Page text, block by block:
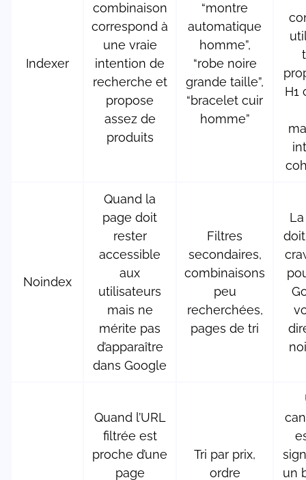
Indexer
combinaison
correspond à
une vraie
intention de
recherche et
propose
assez de
produits
“montre
automatique
homme”,
“robe noire
grande taille”,
“bracelet cuir
homme”
H1
Noindex
Quand la
page doit
rester
accessible
aux
utilisateurs
mais ne
mérite pas
d’apparaître
dans Google
Filtres
secondaires,
combinaisons
peu
recherchées,
pages de tri
Quand l’URL
filtrée est
proche d’une
page
Tri par prix,
ordre
un